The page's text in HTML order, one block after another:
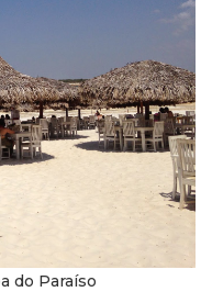
do Paraíso